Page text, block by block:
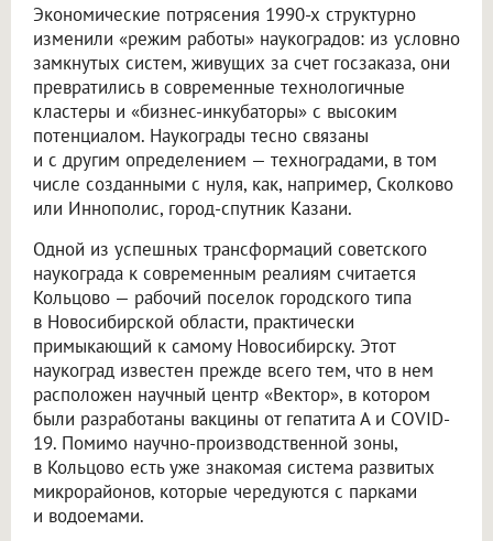
Экономические потрясения 1990-х структурно
изменили «режим работы» наукоградов: из условно
замкнутых систем, живущих за счет госзаказа, они
превратились в современные технологичные
кластеры и «бизнес-инкубаторы» с высоким
потенциалом. Наукограды тесно связаны
и с другим определением — техноградами, в том
числе созданными с нуля, как, например, Сколково
или Иннополис, город-спутник Казани.
Одной из успешных трансформаций советского
наукограда к современным реалиям считается
Кольцово — рабочий поселок городского типа
в Новосибирской области, практически
примыкающий к самому Новосибирску. Этот
наукоград известен прежде всего тем, что в нем
расположен научный центр «Вектор», в котором
были разработаны вакцины от гепатита А и COVID-
19. Помимо научно-производственной зоны,
в Кольцово есть уже знакомая система развитых
микрорайонов, которые чередуются с парками
и водоемами.